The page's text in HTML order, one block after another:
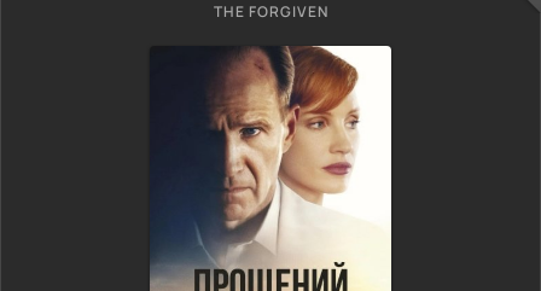
THE FORGIVEN